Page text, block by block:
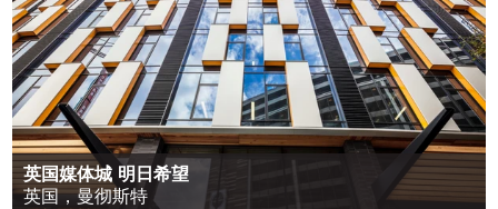
英国媒体城 明日希望
英国，曼彻斯特